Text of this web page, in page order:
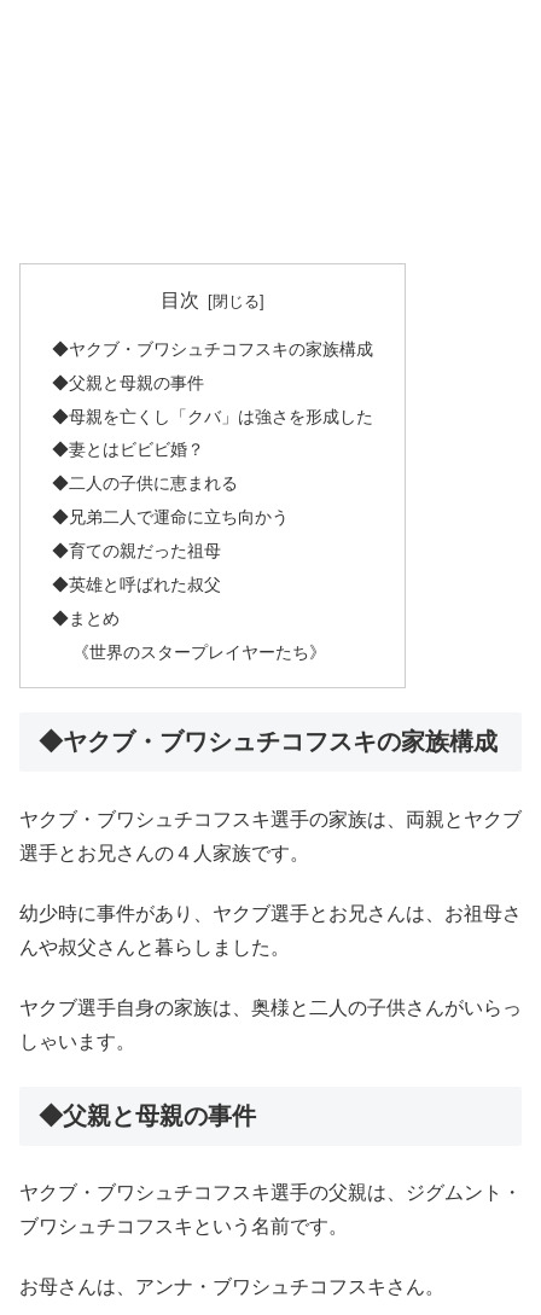
目次
◆ヤクブ・ブワシュチコフスキの家族構成
◆父親と母親の事件
◆母親を亡くし「クバ」は強さを形成した
◆妻とはビビビ婚？
◆二人の子供に恵まれる
◆兄弟二人で運命に立ち向かう
◆育ての親だった祖母
◆英雄と呼ばれた叔父
◆まとめ
《世界のスタープレイヤーたち》
◆ヤクブ・ブワシュチコフスキの家族構成
ヤクブ・ブワシュチコフスキ選手の家族は、両親とヤクブ
選手とお兄さんの４ 人家族です。
幼少時に事件があり、 ヤクブ選手とお兄さんは、お祖母さ
んや叔父さんと暮らしました。
ヤクブ選手自身の家族は、奥様と二人の子供さんがいらっ
しゃいます。
◆父親と母親の事件
ヤクブ・ブワシュチコフスキ選手の父親は、ジグムント・
ブワシュチコフスキという名前です。
お母さんは、アンナ・ブワシュチコフスキさん。